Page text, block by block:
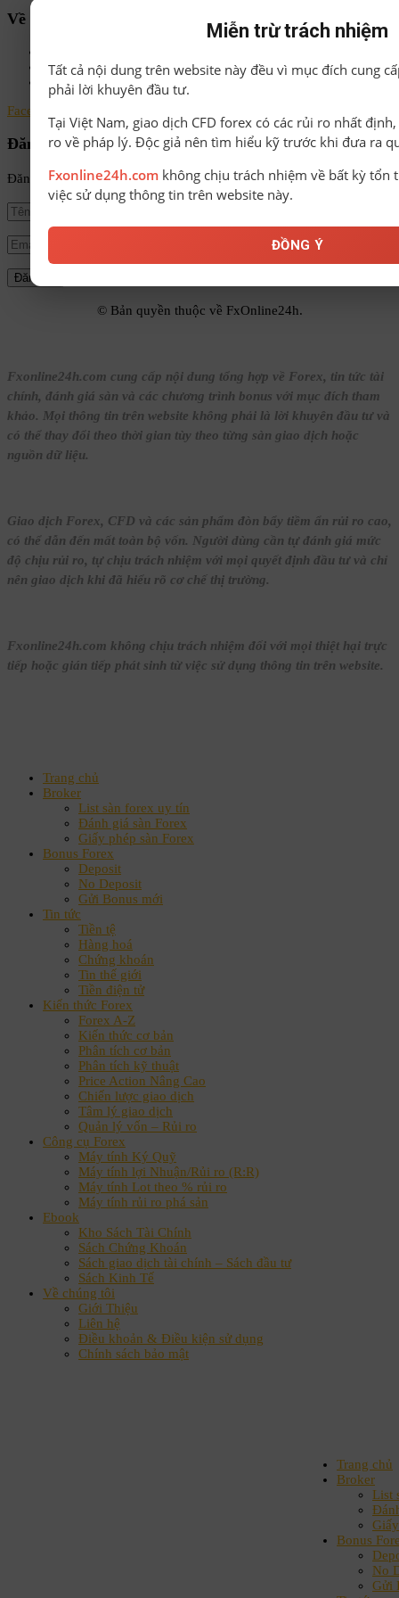
Về chúng tôi
Điều khoản & Điều kiện
Liên hệ
Facebook
Đăng ký nhận tin
Đăng ký để nhận tin tức mới nhất từ FxOnline24h!
© Bản quyền thuộc về FxOnline24h.
Fxonline24h.com cung cấp nội dung tổng hợp về Forex, tin tức tài
chính, đánh giá sàn và các chương trình bonus với mục đích tham
khảo. Mọi thông tin trên website không phải là lời khuyên đầu tư và
có thể thay đổi theo thời gian tùy theo từng sàn giao dịch hoặc
nguồn dữ liệu.
Giao dịch Forex, CFD và các sản phẩm đòn bẩy tiềm ẩn rủi ro cao,
có thể dẫn đến mất toàn bộ vốn. Người dùng cần tự đánh giá mức
độ chịu rủi ro, tự chịu trách nhiệm với mọi quyết định đầu tư và chỉ
nên giao dịch khi đã hiểu rõ cơ chế thị trường.
Fxonline24h.com không chịu trách nhiệm đối với mọi thiệt hại trực
tiếp hoặc gián tiếp phát sinh từ việc sử dụng thông tin trên website.
Trang chủ
Broker
List sàn forex uy tín
Đánh giá sàn Forex
Giấy phép sàn Forex
Bonus Forex
Deposit
No Deposit
Gửi Bonus mới
Tin tức
Tiền tệ
Hàng hoá
Chứng khoán
Tin thế giới
Tiền điện tử
Kiến thức Forex
Forex A-Z
Kiến thức cơ bản
Phân tích cơ bản
Phân tích kỹ thuật
Price Action Nâng Cao
Chiến lược giao dịch
Tâm lý giao dịch
Quản lý vốn – Rủi ro
Công cụ Forex
Máy tính Ký Quỹ
Máy tính lợi Nhuận/Rủi ro (R:R)
Máy tính Lot theo % rủi ro
Máy tính rủi ro phá sản
Ebook
Kho Sách Tài Chính
Sách Chứng Khoán
Sách giao dịch tài chính – Sách đầu tư
Sách Kinh Tế
Về chúng tôi
Giới Thiệu
Liên hệ
Điều khoản & Điều kiện sử dụng
Chính sách bảo mật
Trang chủ
Broker
List
Bonus
No
Gửi
Miễn trừ trách nhiệm
Tất cả nội dung trên website này đều vì mục đích cung
phải lời khuyên đầu tư.
Tại Việt Nam, giao dịch CFD forex có các rủi ro nhất
ro về pháp lý. Độc giả nên tìm hiểu kỹ trước khi đưa ra
Fxonline24h.com không chịu trách nhiệm về bất kỳ tổn
việc sử dụng thông tin trên website này.
ĐỒNG Ý